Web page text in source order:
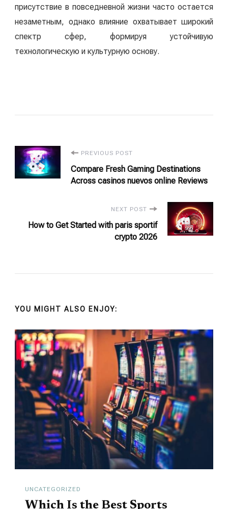
присутствие в повседневной жизни часто остается
незаметным, однако влияние охватывает широкий
спектр сфер, формируя устойчивую
технологическую и культурную основу.
Post
Navigation
PREVIOUS POST
Compare Fresh Gaming Destinations
Across casinos nuevos online Reviews
NEXT POST
How to Get Started with paris sportif
crypto 2026
YOU MIGHT ALSO ENJOY:
UNCATEGORIZED
Which Is the Best Sports